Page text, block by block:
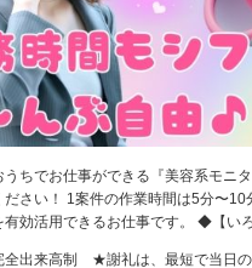
うちでお仕事ができる『美容系モニ
ださい！ 1案件の作業時間は5分〜10
有効活用できるお仕事です。 ◆【い
全出来高制 ★謝礼は、最短で当日の